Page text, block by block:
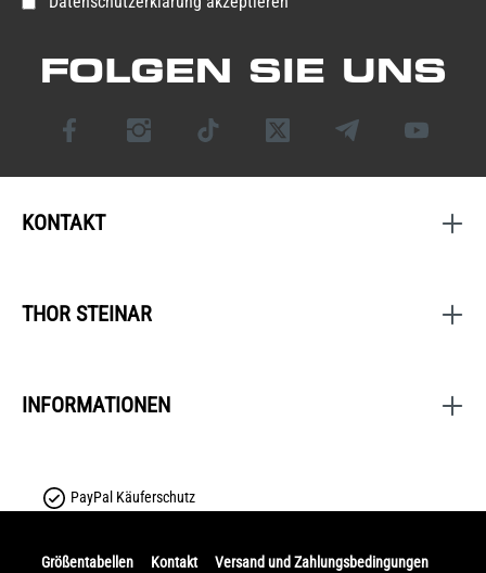
FOLGEN SIE UNS
KONTAKT
THOR STEINAR
INFORMATIONEN
PayPal Käuferschutz
Größentabellen Kontakt Versand und Zahlungsbedingungen